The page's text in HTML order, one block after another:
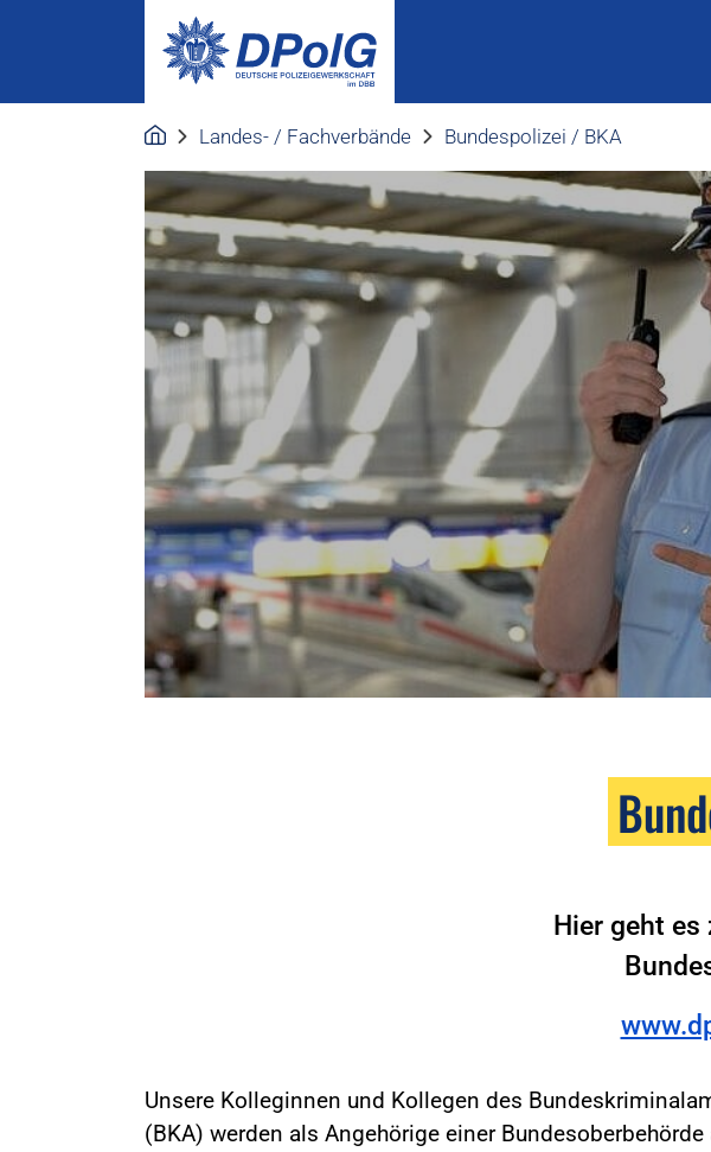
Landes- / Fachverbände Bundespolizei / BKA
Hier geht
Unsere Kolleginnen und Kollegen des
(BKA) werden als Angehörige einer Bundesoberbehörde